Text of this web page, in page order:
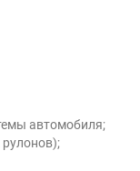
автомобиля;
рулонов);